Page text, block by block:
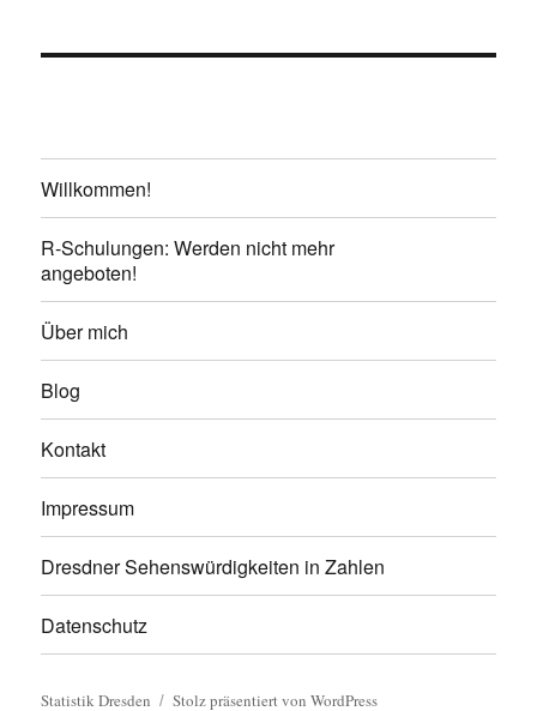
Willkommen!
R-Schulungen: Werden nicht mehr
angeboten!
Über mich
Blog
Kontakt
Impressum
Dresdner Sehenswürdigkeiten in Zahlen
Datenschutz
Statistik Dresden Stolz präsentiert von WordPress